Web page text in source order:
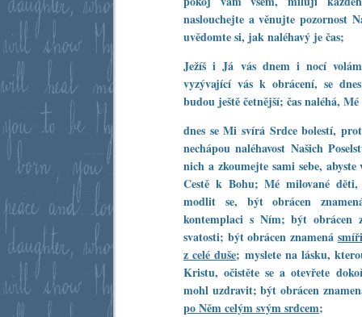
naslouchejte a věnujte pozornost
uvědomte si, jak naléhavý je čas;
Ježíš i Já vás dnem i nocí
vyzývající vás k obrácení, se
budou ještě četnější; čas naléhá,
dnes se Mi svírá Srdce bolestí,
nechápou naléhavost Našich
nich a zkoumejte sami sebe,
Cestě k Bohu; Mé milované
modlit se, být obrácen
kontemplaci s Ním; být obrácen
svatosti; být obrácen znamená
z celé duše; myslete na lásku,
Kristu, očistěte se a otevřete
mohl uzdravit; být obrácen
po Něm celým svým srdcem;